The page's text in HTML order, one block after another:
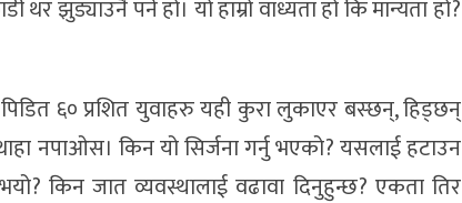
झुड्याउनै पर्ने हो। यो हाम्रो वाध्यता हो कि मान्यता हो?
६० प्रशित युवाहरु यही कुरा लुकाएर बस्छन्, हिड्छन्
नपाओस। किन यो सिर्जना गर्नु भएको? यसलाई हटाउन
किन जात व्यवस्थालाई वढावा दिनुहुन्छ? एकता तिर